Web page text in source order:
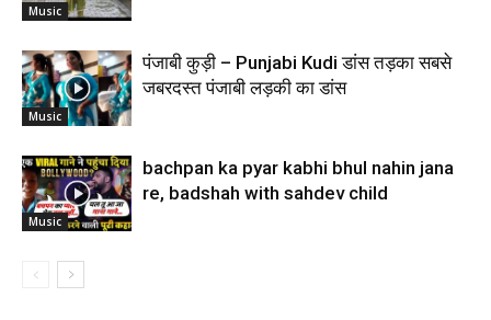
Music
Music
पंजाबी कुड़ी – Punjabi Kudi डांस तड़का सबसे
जबरदस्त पंजाबी लड़की का डांस
Music
bachpan ka pyar kabhi bhul nahin jana
re, badshah with sahdev child